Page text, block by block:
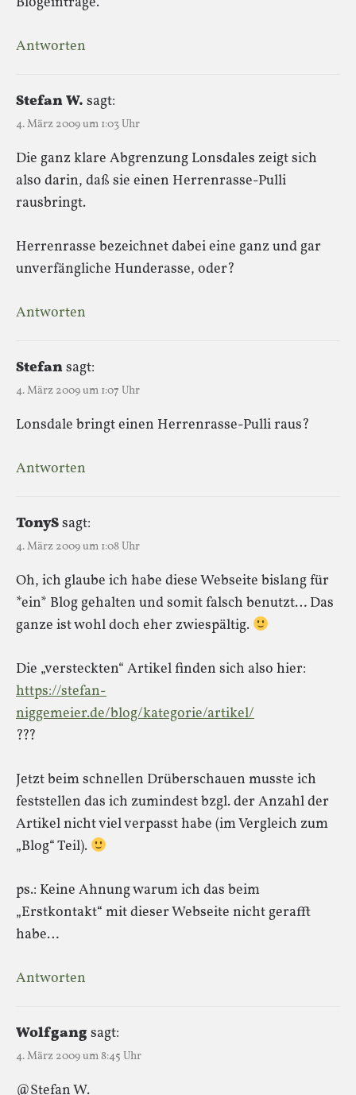
Antworten
Stefan W. sagt:
4. März 2009 um 1:03 Uhr
Die ganz klare Abgrenzung Lonsdales zeigt sich
also darin, daß sie einen Herrenrasse-Pulli
rausbringt.
Herrenrasse bezeichnet dabei eine ganz und gar
unverfängliche Hunderasse, oder?
Antworten
Stefansagt:
4. März 2009 um 1:07 Uhr
Lonsdale bringt einen Herrenrasse-Pulli raus?
Antworten
TonySsagt:
4. März 2009 um 1:08 Uhr
Oh, ich glaube ich habe diese Webseite bislang für
*ein* Blog gehalten und somit falsch benutzt… Das
ganze ist wohl doch eher zwiespältig.
Die „versteckten“ Artikel finden sich also hier:
https://stefan-
niggemeier.de/blog/kategorie/artikel/
???
Jetzt beim schnellen Drüberschauen musste ich
feststellen das ich zumindest bzgl. der Anzahl der
Artikel nicht viel verpasst habe (im Vergleich zum
„Blog“ Teil).
ps.: Keine Ahnung warum ich das beim
„Erstkontakt“ mit dieser Webseite nicht gerafft
habe…
Antworten
Wolfgangsagt:
4. März 2009 um 8:45 Uhr
@Stefan W.